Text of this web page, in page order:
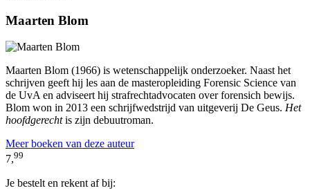
Maarten Blom
Maarten Blom (1966) is wetenschappelijk onderzoeker. Naast het
schrijven geeft hij les aan de masteropleiding Forensic Science van
de UvA en adviseert hij strafrechtadvocaten over forensich bewijs.
Blom won in 2013 een schrijfwedstrijd van uitgeverij De Geus. Het
hoofdgerechtis zijn debuutroman.
Meer boeken van deze auteur
7,99
Je bestelt en rekent af bij: